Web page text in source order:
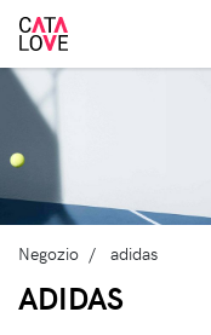
Negozio adidas
ADIDAS